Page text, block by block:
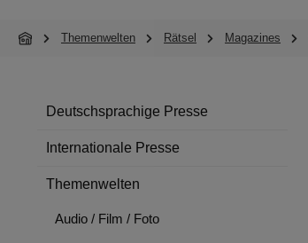
Themenwelten Rätsel Magazines
Deutschsprachige Presse
Internationale Presse
Themenwelten
Audio / Film / Foto